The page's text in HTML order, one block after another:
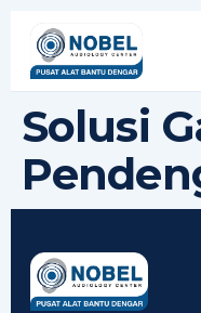
Solusi
Nobel
Online •